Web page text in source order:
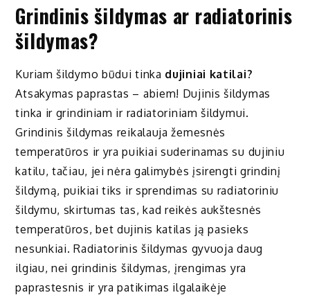
Grindinis šildymas ar radiatorinis
šildymas?
Kuriam šildymo būdui tinka dujiniai katilai?
Atsakymas paprastas – abiem! Dujinis šildymas
tinka ir grindiniam ir radiatoriniam šildymui.
Grindinis šildymas reikalauja žemesnės
temperatūros ir yra puikiai suderinamas su dujiniu
katilu, tačiau, jei nėra galimybės įsirengti grindinį
šildymą, puikiai tiks ir sprendimas su radiatoriniu
šildymu, skirtumas tas, kad reikės aukštesnės
temperatūros, bet dujinis katilas ją pasieks
nesunkiai. Radiatorinis šildymas gyvuoja daug
ilgiau, nei grindinis šildymas, įrengimas yra
paprastesnis ir yra patikimas ilgalaikėje